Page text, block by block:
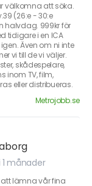
välkomna att söka.
(26:e - 30:e
halvdag. 999kr för
tidigare i en ICA
Även om ni inte
vi till de vi väljer.
skådespelare,
inom TV, film,
eller distribueras.
Metrojobb.se
1 månader
att lämna vår fina